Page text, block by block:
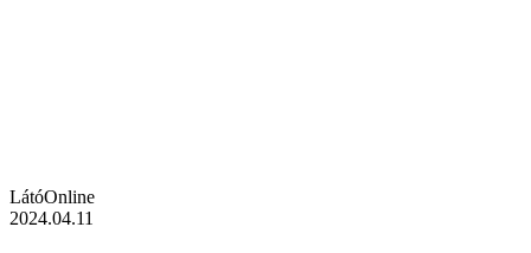
LátóOnline
2024.04.11